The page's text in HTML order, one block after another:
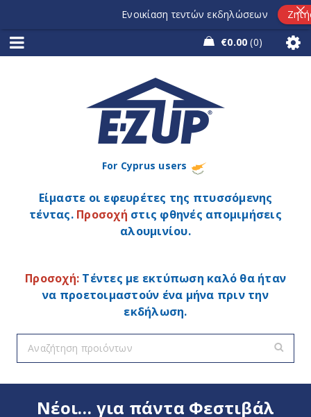
€0.00 0
For Cyprus users
Είμαστε οι εφευρέτες της πτυσσόμενης
τέντας. Προσοχή στις φθηνές απομιμήσεις
αλουμινίου.
Προσοχή: Τέντες με εκτύπωση καλό θα ήταν
να προετοιμαστούν ένα μήνα πριν την
εκδήλωση.
Νέοι… για πάντα Φεστιβάλ
Ενοικίαση τεντών εκδηλώσεων Ζητήστε